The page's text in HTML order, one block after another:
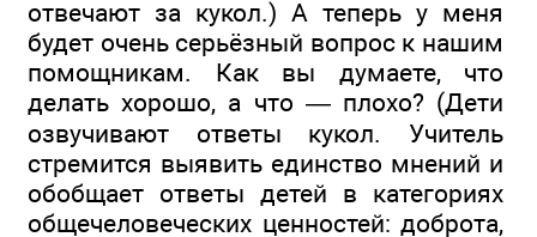
отвечают за кукол.) А теперь у меня
будет очень серьёзный вопрос к нашим
помощникам. Как вы думаете, что
делать хорошо, а что — плохо? (Дети
озвучивают ответы кукол. Учитель
стремится выявить единство мнений и
обобщает ответы детей в категориях
общечеловеческих ценностей: доброта,